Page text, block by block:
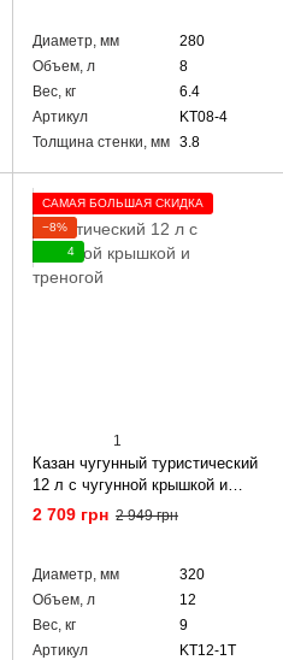
Диаметр, мм
280
Объем, л
8
Вес, кг
6.4
Артикул
KT08-4
Толщина стенки, мм 3.8
САМАЯ БОЛЬШАЯ СКИДКА
−8%
4
1
Казан чугунный туристический
12 л с чугунной крышкой и
треногой
2 709 грн 2 949 грн
Диаметр, мм
320
Объем, л
12
Вес, кг
9
Артикул
KT12-1T